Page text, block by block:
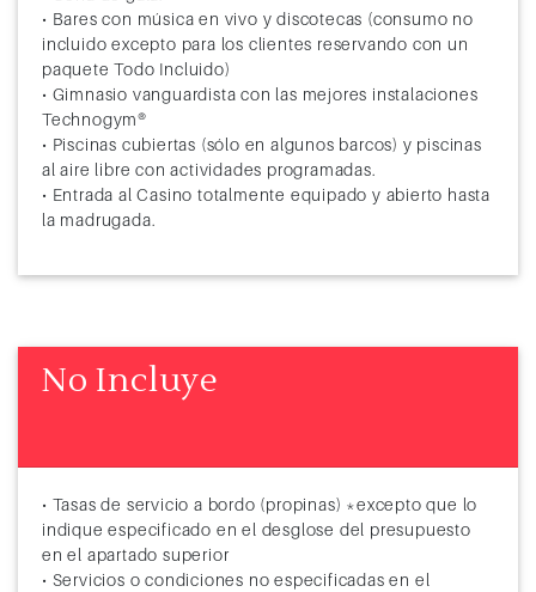
• Bares con música en vivo y discotecas (consumo no
incluido excepto para los clientes reservando con un
paquete Todo Incluido)
• Gimnasio vanguardista con las mejores instalaciones
Technogym®
• Piscinas cubiertas (sólo en algunos barcos) y piscinas
al aire libre con actividades programadas.
• Entrada al Casino totalmente equipado y abierto hasta
la madrugada.
No Incluye
• Tasas de servicio a bordo (propinas) *excepto que lo
indique especificado en el desglose del presupuesto
en el apartado superior
• Servicios o condiciones no especificadas en el